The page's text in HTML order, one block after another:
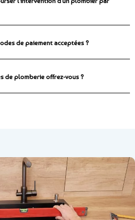
de paiement acceptées ?
de plomberie offrez-vous ?